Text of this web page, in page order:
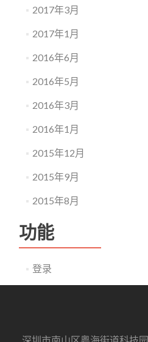
2017年3月
2017年1月
2016年6月
2016年5月
2016年3月
2016年1月
2015年12月
2015年9月
2015年8月
功能
登录